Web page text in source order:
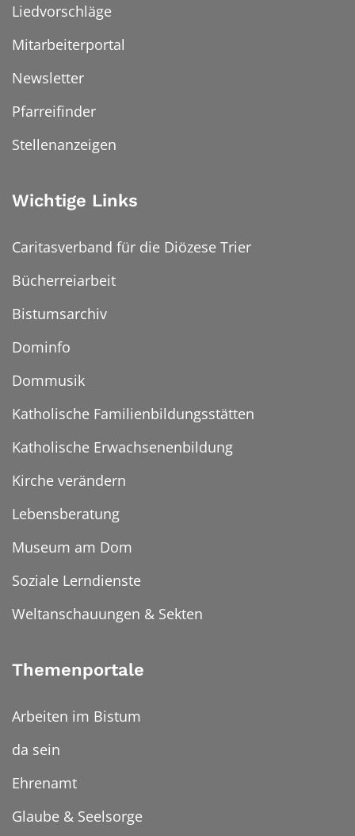
Liedvorschläge
Mitarbeiterportal
Newsletter
Pfarreifinder
Stellenanzeigen
Wichtige Links
Caritasverband für die Diözese Trier
Bücherreiarbeit
Bistumsarchiv
Dominfo
Dommusik
Katholische Familienbildungsstätten
Katholische Erwachsenenbildung
Kirche verändern
Lebensberatung
Museum am Dom
Soziale Lerndienste
Weltanschauungen & Sekten
Themenportale
Arbeiten im Bistum
da sein
Ehrenamt
Glaube & Seelsorge